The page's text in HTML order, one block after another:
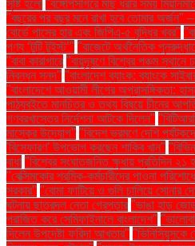
সৃষ্টি হলো "বঙ্গোপসাগরে মাছ ধরার সময়
"বছরের পর বছর মনে রাখা হবে তোমার অর্জন"
বোর্ডে পাসের হার এবং জিপিএ-৫ বৃদ্ধির খবর"
পণ্য ‘টুটি টুইস্ট’" "বাজেটে অর্থনৈতিক
"বাবা কারাগারে "বায়ুদূষণে বিশ্বের পঞ্চম স্থানে
নিবন্ধন সনদ" "বাংলাদেশ ব্যাংক: ব্যাংকে
"বাংলাদেশে আওয়ামী লীগের অপ্রাসঙ্গিকতা:
পাঠ্যবইতে মানচিত্র ও তথ্য বিষয়ে চীনের
গণবরখাস্তের নির্দেশনা আটকে দিলেন"
মাস্কের উদ্যোগ" "বিদেশ ভ্রমণে দেশি
'বিস্ফোরণ' উপভোগ করছেন শাকিব খান"
বাধা "বিশ্বের সংঘাতজনিত ক্ষুধায় প্রতিদিন ২১
"বেক্সিমকোর শ্রমিক-কর্মচারীদের পাওনা
সরকার" "বোমা ফাটিয়ে ও গুলি চালিয়ে সোনার
ঘটনায় ছাত্রদল নেতা গ্রেপ্তার "ভাঙা হাড়
পরাজিত করে সেমিফাইনালে বাংলাদেশ"
দিলেন উপদেষ্টা ফরিদা আখতার" "ভিনিসিয়ুসকে